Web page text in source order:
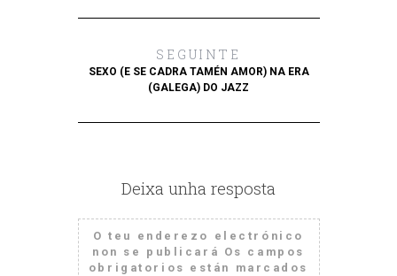
SEGUINTE
SEXO (E SE CADRA TAMÉN AMOR) NA ERA
(GALEGA) DO JAZZ
Deixa unha resposta
O teu enderezo electrónico
non se publicará Os campos
obrigatorios están marcados